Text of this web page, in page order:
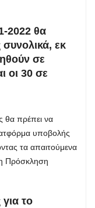
2022 θα
εκ
σε
οι 30 σε
θα πρέπει να
υποβολής
τα απαιτούμενα
Πρόσκληση
το